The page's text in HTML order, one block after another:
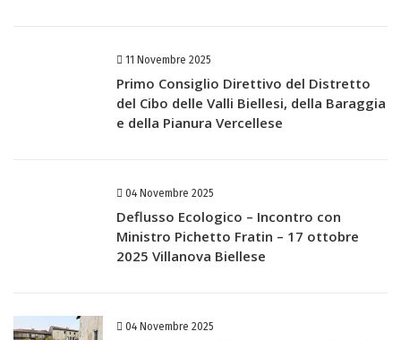
11 Novembre 2025
Primo Consiglio Direttivo del Distretto
del Cibo delle Valli Biellesi, della Baraggia
e della Pianura Vercellese
04 Novembre 2025
Deflusso Ecologico – Incontro con
Ministro Pichetto Fratin – 17 ottobre
2025 Villanova Biellese
04 Novembre 2025